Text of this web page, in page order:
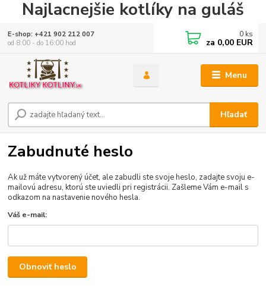
Najlacnejšie kotlíky na guláš
Menu
Hľadať
E-shop: +421 902 212 007
od 8:00 - do 16:00 hod
0 ks
za 0,00 EUR
Zabudnuté heslo
Ak už máte vytvorený účet, ale zabudli ste svoje heslo, zadajte svoju e-
mailovú adresu, ktorú ste uviedli pri registrácii. Zašleme Vám e-mail s
odkazom na nastavenie nového hesla.
Váš e-mail:
Obnoviť heslo